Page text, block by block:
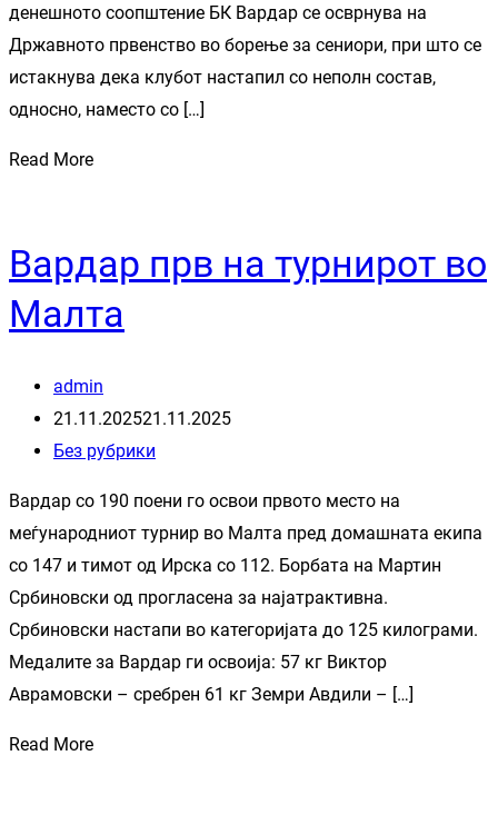
денешното соопштение БК Вардар се осврнува на
Државното првенство во борење за сениори, при што се
истакнува дека клубот настапил со неполн состав,
односно, наместо со […]
Read More
Вардар прв на турнирот во
Малта
admin
21.11.202521.11.2025
Без рубрики
Вардар со 190 поени го освои првото место на
меѓународниот турнир во Малта пред домашната екипа
со 147 и тимот од Ирска со 112. Борбата на Мартин
Србиновски од прогласена за најатрактивна.
Србиновски настапи во категоријата до 125 килограми.
Медалите за Вардар ги освоија: 57 кг Виктор
Аврамовски – сребрен 61 кг Земри Авдили – […]
Read More